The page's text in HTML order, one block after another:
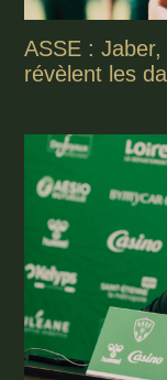
ASSE :
révèlent les